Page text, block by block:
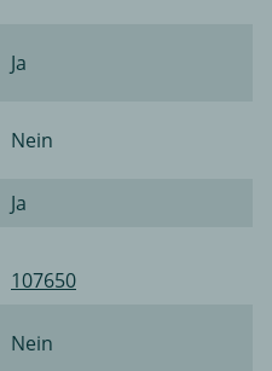
Ja
Nein
Ja
107650
Nein